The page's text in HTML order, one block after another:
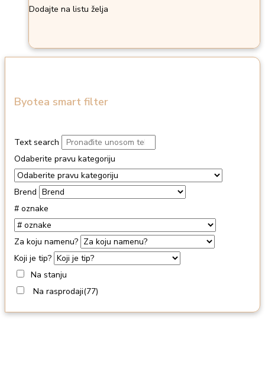
Dodajte na listu želja
Byotea smart filter
Text search
Odaberite pravu kategoriju
Brend
# oznake
Za koju namenu?
Koji je tip?
Na stanju
Na rasprodaji(77)